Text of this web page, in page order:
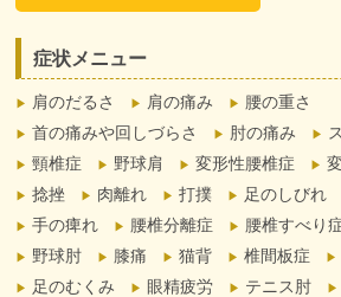
症状メニュー
肩のだるさ 肩の痛み
腰の重さ
首の痛みや回しづらさ
肘の痛み
頸椎症
野球肩 変形性腰椎症
捻挫
肉離れ 打撲 足のしびれ
手の痺れ
腰椎分離症 腰椎すべり
野球肘
膝痛 猫背 椎間板症
足のむくみ
眼精疲労 テニス肘